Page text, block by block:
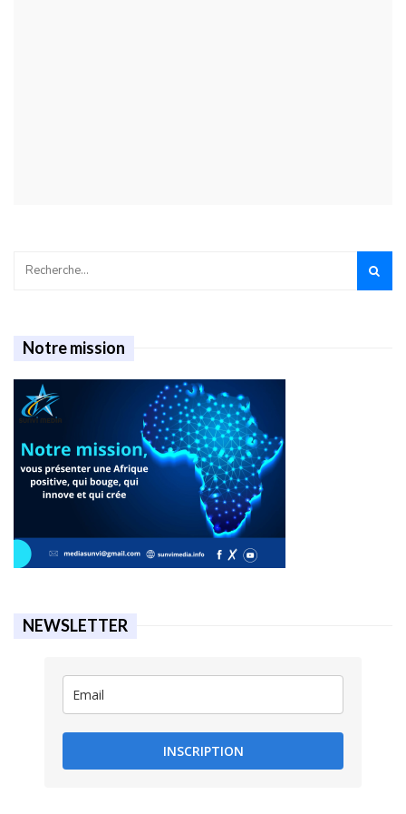
Notre mission
NEWSLETTER
INSCRIPTION